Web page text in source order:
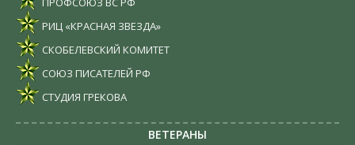
РИЦ «КРАСНАЯ ЗВЕЗДА»
СКОБЕЛЕВСКИЙ КОМИТЕТ
СОЮЗ ПИСАТЕЛЕЙ РФ
СТУДИЯ ГРЕКОВА
ВЕТЕРАНЫ